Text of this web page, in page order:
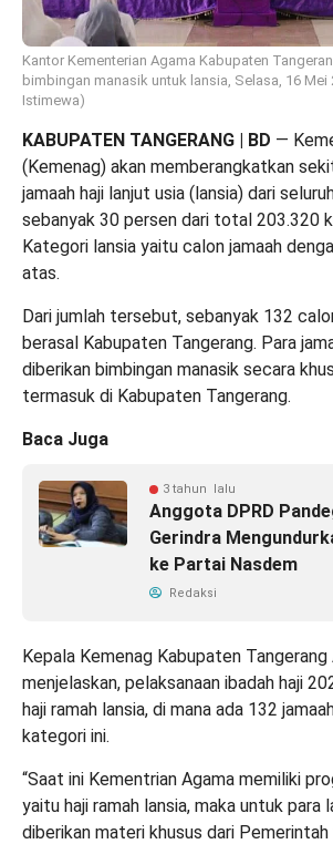
Kantor Kementerian Agama Kabupaten
bimbingan manasik untuk lansia, Selasa, 16 Mei
Istimewa)
KABUPATEN TANGERANG | BD —
(Kemenag) akan memberangkatkan
jamaah haji lanjut usia (lansia) dari
sebanyak 30 persen dari total 203.320
Kategori lansia yaitu calon jamaah
atas.
Dari jumlah tersebut, sebanyak 132
berasal Kabupaten Tangerang. Para
diberikan bimbingan manasik secara
termasuk di Kabupaten Tangerang.
Baca Juga
3 tahun lalu
Anggota DPRD
Gerindra
ke Partai Nasdem
Redaksi
Kepala Kemenag Kabupaten Tangerang
menjelaskan, pelaksanaan ibadah haji
haji ramah lansia, di mana ada 132
kategori ini.
“Saat ini Kementrian Agama memiliki
yaitu haji ramah lansia, maka untuk para
diberikan materi khusus dari Pemerintah